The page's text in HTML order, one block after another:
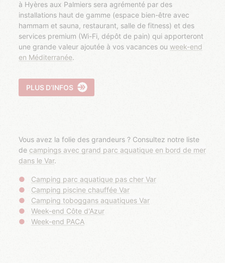
à Hyères aux Palmiers sera agrémenté par des
installations haut de gamme (espace bien-être avec
hammam et sauna, restaurant, salle de fitness) et des
services premium (Wi-Fi, dépôt de pain) qui apporteront
une grande valeur ajoutée à vos vacances ou week-end
en Méditerranée.
PLUS D’INFOS
Vous avez la folie des grandeurs ? Consultez notre liste
de campings avec grand parc aquatique en bord de mer
dans le Var.
Camping parc aquatique pas cher Var
Camping piscine chauffée Var
Camping toboggans aquatiques Var
Week-end Côte d'Azur
Week-end PACA